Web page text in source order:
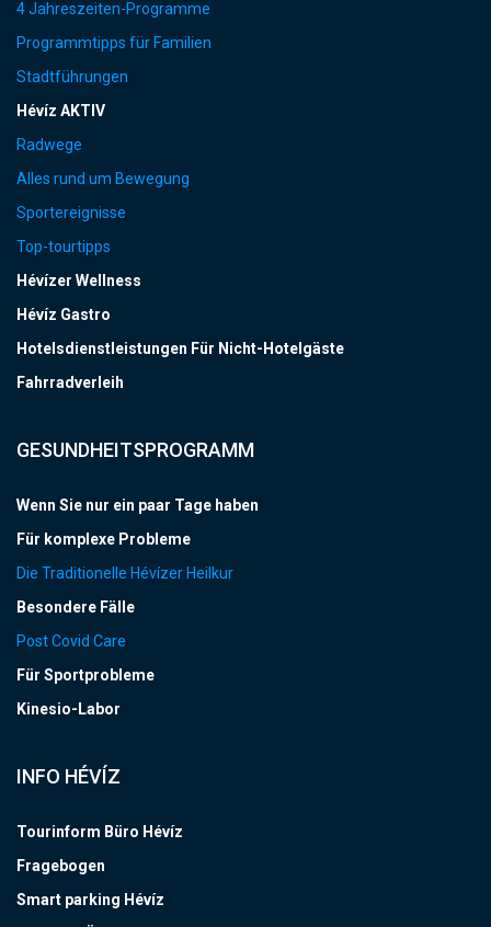
4 Jahreszeiten-Programme
Programmtipps für Familien
Stadtführungen
Hévíz AKTIV
Radwege
Alles rund um Bewegung
Sportereignisse
Top-tourtipps
Hévízer Wellness
Hévíz Gastro
Hotelsdienstleistungen Für Nicht-Hotelgäste
Fahrradverleih
GESUNDHEITSPROGRAMM
Wenn Sie nur ein paar Tage haben
Für komplexe Probleme
Die Traditionelle Hévízer Heilkur
Besondere Fälle
Post Covid Care
Für Sportprobleme
Kinesio-Labor
INFO HÉVÍZ
Tourinform Büro Hévíz
Fragebogen
Smart parking Hévíz